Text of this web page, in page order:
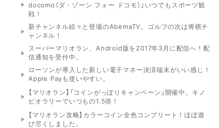
docomo（ダ・ゾーン フォー ドコモ）」いつでもスポーツ観
戦！
新チャンネル続々と登場のAbemaTV。ゴルフの次は将棋チ
ャンネル！
スーパーマリオラン、Android版を2017年3月に配信へ！配
信通知を受付中。
ローソンが導入した新しい電子マネー決済端末がいい感じ！
Apple Payも使いやすい。
【マリオラン】「コインがっぽりキャンペーン」開催中。キノ
ピオラリーでいつもの1.5倍！
【マリオラン攻略】カラーコイン全色コンプリート！ほぼ遊
び尽くしました。